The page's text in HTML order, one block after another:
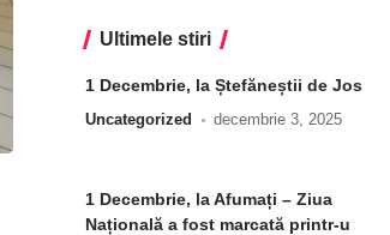
Ultimele stiri
1 Decembrie, la Ștefăneștii de Jos
Uncategorized decembrie 3, 2025
1 Decembrie, la Afumați – Ziua
Națională a fost marcată printr-u